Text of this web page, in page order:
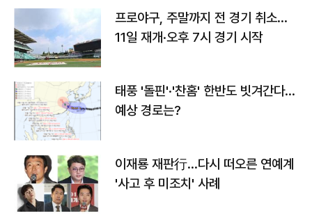
프로야구, 주말까지 전 경기 취소…
11일 재개·오후 7시 경기 시작
태풍 '돌핀'·'찬홈' 한반도 빗겨간다…
예상 경로는?
이재룡 재판行…다시 떠오른 연예계
'사고 후 미조치' 사례